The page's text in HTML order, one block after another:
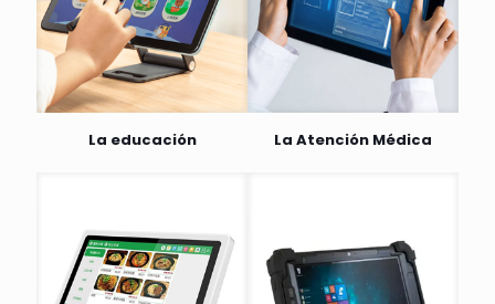
La educación La Atención Médica